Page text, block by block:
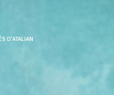
D’ATALIAN